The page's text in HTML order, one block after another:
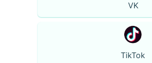
VK
TikTok